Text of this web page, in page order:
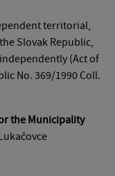
territorial,
Slovak Republic,
(Act of
No. 369/1990 Coll.
the Municipality